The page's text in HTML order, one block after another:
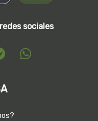
sociales